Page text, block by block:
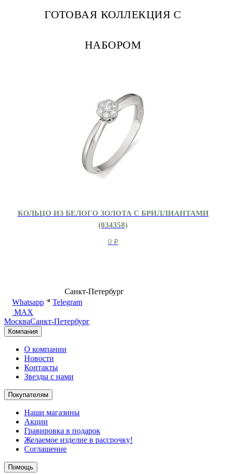
ГОТОВАЯ КОЛЛЕКЦИЯ С
НАБОРОМ
КОЛЬЦО ИЗ БЕЛОГО ЗОЛОТА С БРИЛЛИАНТАМИ
(034358)
0 ₽
Санкт-Петербург
Whatsapp
Telegram
MAX
МоскваСанкт-Петербург
Компания
О компании
Новости
Контакты
Звезды с нами
Покупателям
Наши магазины
Акции
Гравировка в подарок
Желаемое изделие в рассрочку!
Соглашение
Помощь